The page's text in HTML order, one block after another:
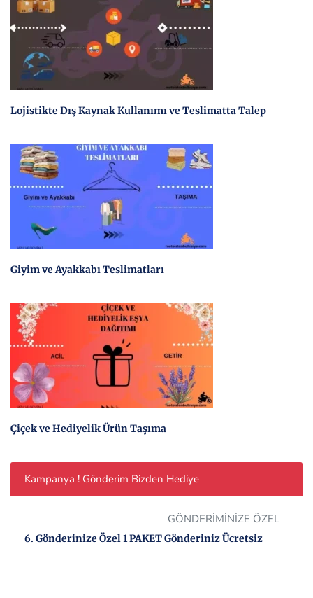
Lojistikte Dış Kaynak Kullanımı ve Teslimatta Talep
Giyim ve Ayakkabı Teslimatları
Çiçek ve Hediyelik Ürün Taşıma
Kampanya ! Gönderim Bizden Hediye
GÖNDERİMİNİZE ÖZEL
6. Gönderinize Özel 1 PAKET Gönderiniz Ücretsiz